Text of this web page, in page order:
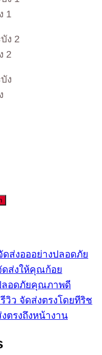
1
2
ส่งอออย่างปลอดภัย
ดส่งให้คุณก้อย
ลอดภัยคุณภาพดี
วิว จัดส่งตรงโดยทีริช
ตรงถึงหน้างาน